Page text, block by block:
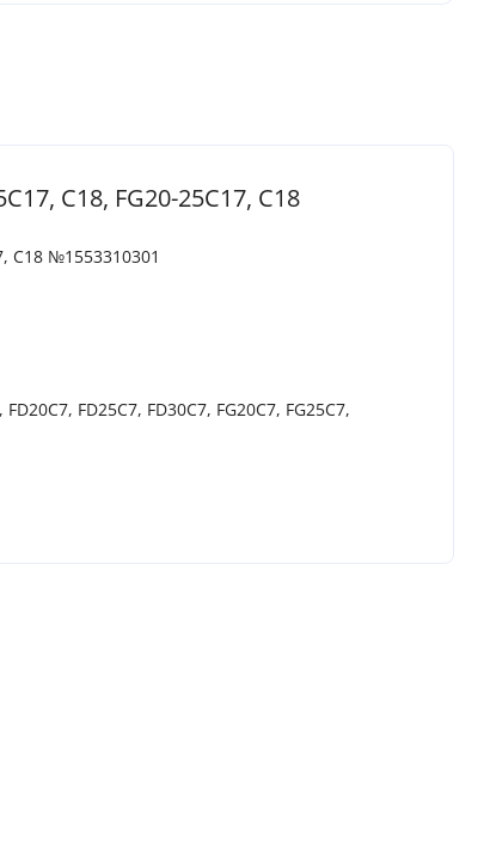
C18, FG20-25C17, C18
C18 №1553310301
FD25C7, FD30C7, FG20C7, FG25C7,